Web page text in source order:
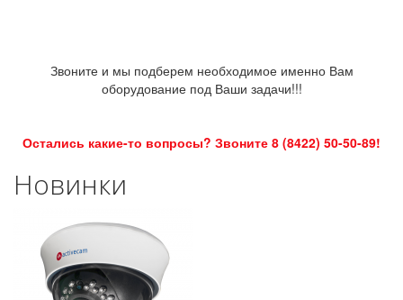
Звоните и мы подберем необходимое именно Вам
оборудование под Ваши задачи!!!
Остались какие-то вопросы? Звоните 8 (8422) 50-50-89!
Новинки